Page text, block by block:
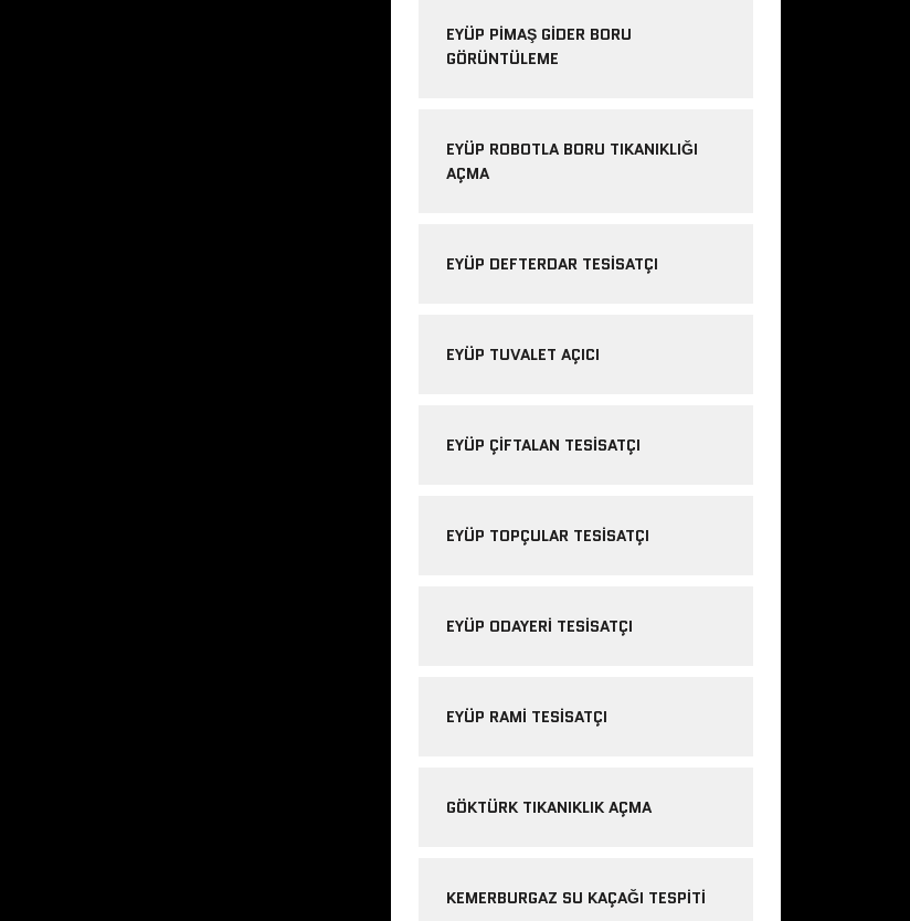
EYÜP PIMAŞ GIDER BORU
GÖRÜNTÜLEME
EYÜP ROBOTLA BORU TIKANIKLIĞI
AÇMA
EYÜP DEFTERDAR TESISATÇI
EYÜP TUVALET AÇICI
EYÜP ÇIFTALAN TESISATÇI
EYÜP TOPÇULAR TESISATÇI
EYÜP ODAYERI TESISATÇI
EYÜP RAMI TESISATÇI
GÖKTÜRK TIKANIKLIK AÇMA
KEMERBURGAZ SU KAÇAĞI TESPITI